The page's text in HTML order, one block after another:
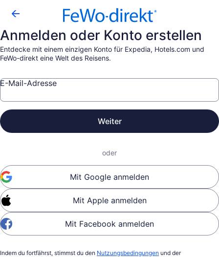
Anmelden oder Konto erstellen
Entdecke mit einem einzigen Konto für Expedia, Hotels.com und
FeWo-direkt eine Welt des Reisens.
E-Mail-Adresse
Weiter
oder
Mit Google anmelden
Mit Apple anmelden
Mit Facebook anmelden
Indem du fortfährst, stimmst du den Nutzungsbedingungen und der